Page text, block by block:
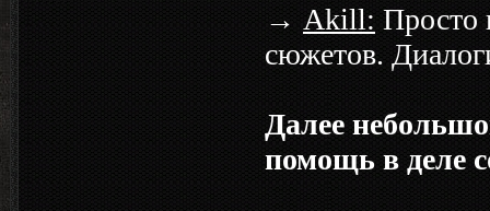
→ Akill: Просто
сюжетов.
Далее
помощь в деле